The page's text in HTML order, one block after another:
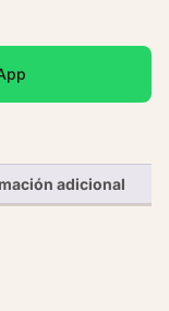
adicional